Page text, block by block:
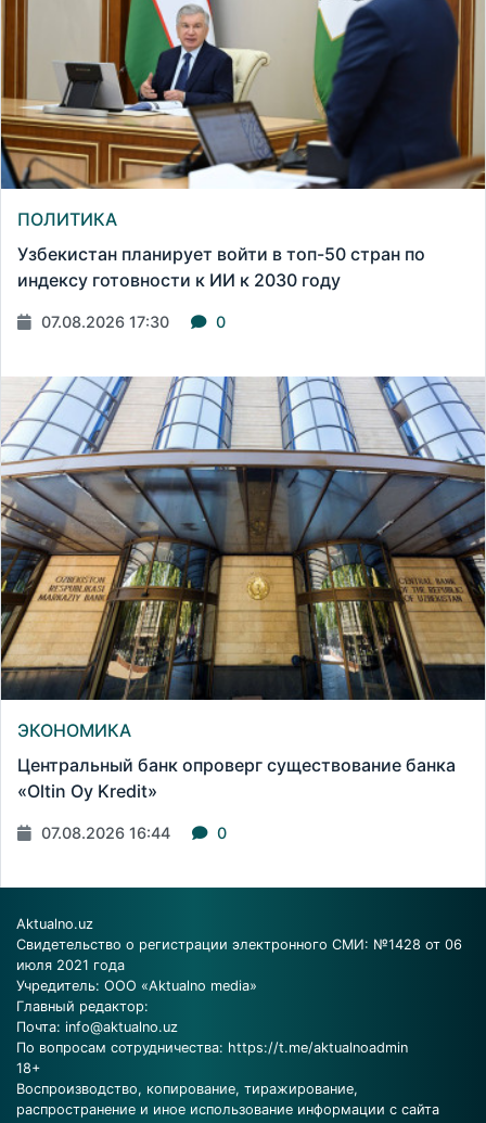
ПОЛИТИКА
Узбекистан планирует войти в топ-50 стран по
индексу готовности к ИИ к 2030 году
07.08.2026 17:30 0
ЭКОНОМИКА
Центральный банк опроверг существование банка
«Oltin Oy Kredit»
07.08.2026 16:44 0
Aktualno.uz
Свидетельство о регистрации электронного СМИ: №1428 от 06
июля 2021 года
Учредитель: ООО «Aktualno media»
Главный редактор:
Почта: info@aktualno.uz
По вопросам сотрудничества: https://t.me/aktualnoadmin
18+
Воспроизводство, копирование, тиражирование,
распространение и иное использование информации с сайта